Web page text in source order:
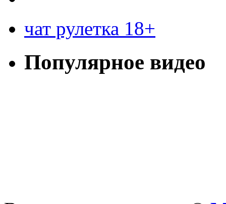
чат рулетка 18+
Популярное видео